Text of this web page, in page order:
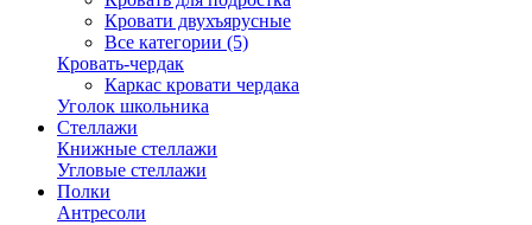
Кровати двухъярусные
Все категории (5)
Кровать-чердак
Каркас кровати чердака
Уголок школьника
Стеллажи
Книжные стеллажи
Угловые стеллажи
Полки
Антресоли